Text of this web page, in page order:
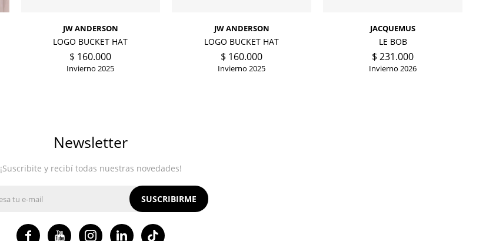
JW ANDERSON
LOGO BUCKET HAT
$ 160.000
Invierno 2025
JW ANDERSON
LOGO BUCKET HAT
$ 160.000
Invierno 2025
JACQUEMUS
LE BOB
$ 231.000
Invierno 2026
Newsletter
¡Suscribite y recibí todas nuestras novedades!
SUSCRIBIRME
   